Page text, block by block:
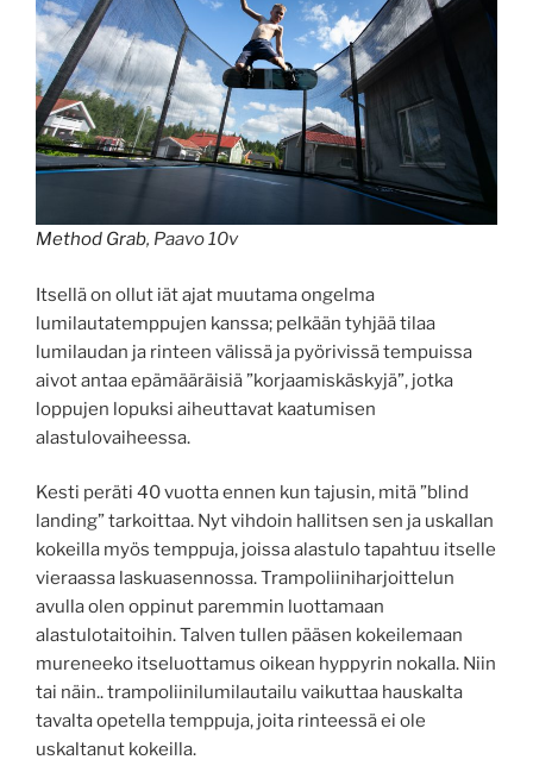
Method Grab, Paavo 10v
Itsellä on ollut iät ajat muutama ongelma
lumilautatemppujen kanssa; pelkään tyhjää tilaa
lumilaudan ja rinteen välissä ja pyörivissä tempuissa
aivot antaa epämääräisiä ”korjaamiskäskyjä”, jotka
loppujen lopuksi aiheuttavat kaatumisen
alastulovaiheessa.
Kesti peräti 40 vuotta ennen kun tajusin, mitä ”blind
landing” tarkoittaa. Nyt vihdoin hallitsen sen ja uskallan
kokeilla myös temppuja, joissa alastulo tapahtuu itselle
vieraassa laskuasennossa. Trampoliiniharjoittelun
avulla olen oppinut paremmin luottamaan
alastulotaitoihin. Talven tullen pääsen kokeilemaan
mureneeko itseluottamus oikean hyppyrin nokalla. Niin
tai näin.. trampoliinilumilautailu vaikuttaa hauskalta
tavalta opetella temppuja, joita rinteessä ei ole
uskaltanut kokeilla.